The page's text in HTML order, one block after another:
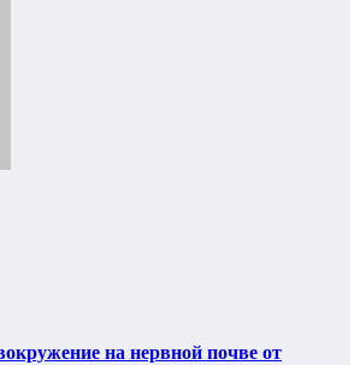
на нервной почве от